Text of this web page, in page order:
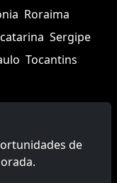
Roraima
Sergipe
Tocantins
de